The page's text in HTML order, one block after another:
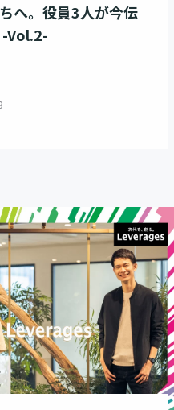
へ。役員3人が今伝
-Vol.2-